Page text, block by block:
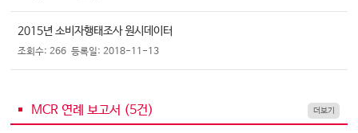
2015년 소비자행태조사 원시데이터
조회수: 266 등록일: 2018-11-13
MCR 연례 보고서 (5건) 더보기